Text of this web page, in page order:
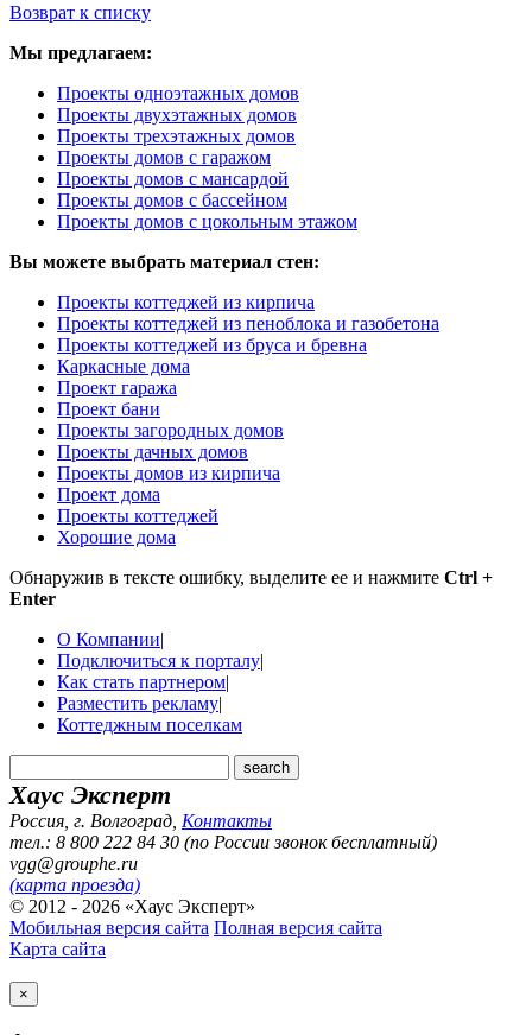
Возврат к списку
Мы предлагаем:
Проекты одноэтажных домов
Проекты двухэтажных домов
Проекты трехэтажных домов
Проекты домов с гаражом
Проекты домов с мансардой
Проекты домов с бассейном
Проекты домов с цокольным этажом
Вы можете выбрать материал стен:
Проекты коттеджей из кирпича
Проекты коттеджей из пеноблока и газобетона
Проекты коттеджей из бруса и бревна
Каркасные дома
Проект гаража
Проект бани
Проекты загородных домов
Проекты дачных домов
Проекты домов из кирпича
Проект дома
Проекты коттеджей
Хорошие дома
Обнаружив в тексте ошибку, выделите ее и нажмите Ctrl +
Enter
О Компании|
Подключиться к порталу|
Как стать партнером|
Разместить рекламу|
Коттеджным поселкам
Хаус Эксперт
Россия, г. Волгоград Контакты
тел.: 8 800 222 84 30 (по России звонок бесплатный)
vgg@grouphe.ru
(карта проезда)
© 2012 - 2026 «Хаус Эксперт»
Мобильная версия сайта Полная версия сайта
Карта сайта
×